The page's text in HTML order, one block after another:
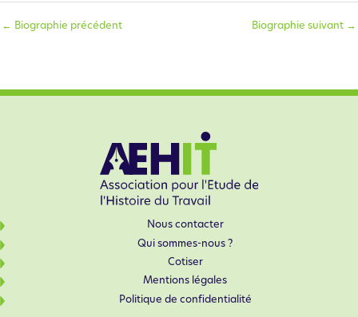
← Biographie précédent Biographie suivant →
Nous contacter
Qui sommes-nous ?
Cotiser
Mentions légales
Politique de confidentialité